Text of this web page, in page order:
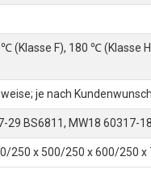
(Klasse F), 180 ℃ (Klasse
je nach Kundenwunsch
29 BS6811, MW18 60317-
250 x 500/250 x 600/250 x